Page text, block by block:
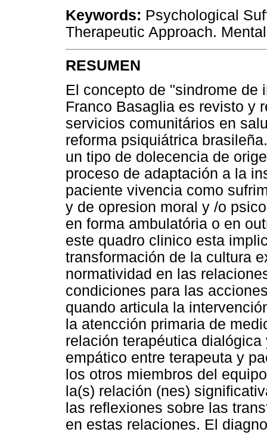
Keywords: Psychological
Therapeutic Approach.
RESUMEN
El concepto de "sindrome de
Franco Basaglia es revisto y
servicios comunitários en
reforma psiquiátrica
un tipo de dolecencia de
proceso de adaptación a la
paciente vivencia como
y de opresion moral y /o
en forma ambulatória o en
este quadro clinico esta
transformación de la cultura
normatividad en las
condiciones para las
quando articula la
la atencción primaria de
relación terapéutica
empático entre terapeuta y
los otros miembros del
la(s) relación (nes)
las reflexiones sobre las
en estas relaciones. El